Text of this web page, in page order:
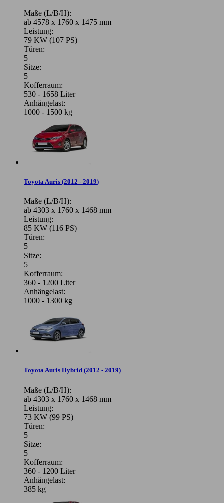
Maße (L/B/H):
ab 4578 x 1760 x 1475 mm
Leistung:
79 KW (107 PS)
Türen:
5
Sitze:
5
Kofferraum:
530 - 1658 Liter
Anhängelast:
1000 - 1500 kg
Toyota Auris (2012 - 2019)
Maße (L/B/H):
ab 4303 x 1760 x 1468 mm
Leistung:
85 KW (116 PS)
Türen:
5
Sitze:
5
Kofferraum:
360 - 1200 Liter
Anhängelast:
1000 - 1300 kg
Toyota Auris Hybrid (2012 - 2019)
Maße (L/B/H):
ab 4303 x 1760 x 1468 mm
Leistung:
73 KW (99 PS)
Türen:
5
Sitze:
5
Kofferraum:
360 - 1200 Liter
Anhängelast:
385 kg